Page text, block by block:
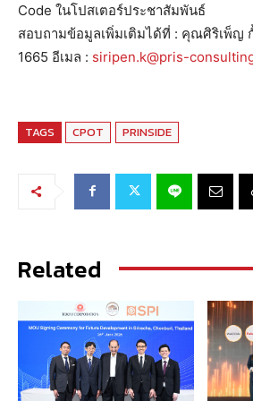
Code ในโปสเตอร์ประชาสัมพันธ์
สอบถามข้อมูลเพิ่มเติมได้ที่ : คุณศิริเพ็ญ
1665 อีเมล : siripen.k@pris-
TAGS CPOT PRINSIDE
Related